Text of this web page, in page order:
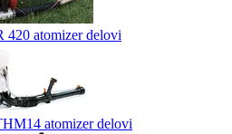
420 atomizer delovi
atomizer delovi